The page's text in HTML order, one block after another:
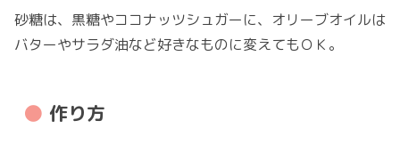
砂糖は、黒糖やココナッツシュガーに、オリーブオイルは
バターやサラダ油など好きなものに変えてもＯＫ。
作り方